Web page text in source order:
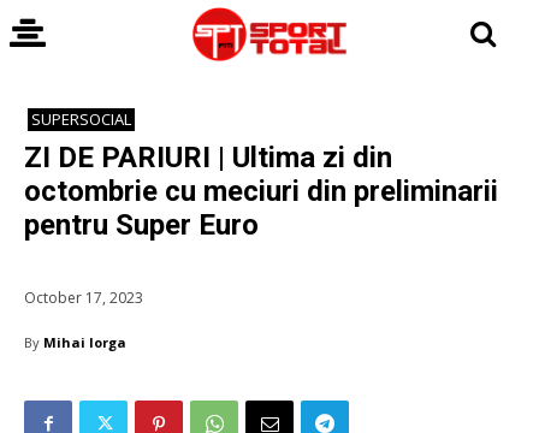
SUPERSOCIAL
ZI DE PARIURI | Ultima zi din
octombrie cu meciuri din preliminarii
pentru Super Euro
October 17, 2023
By Mihai Iorga